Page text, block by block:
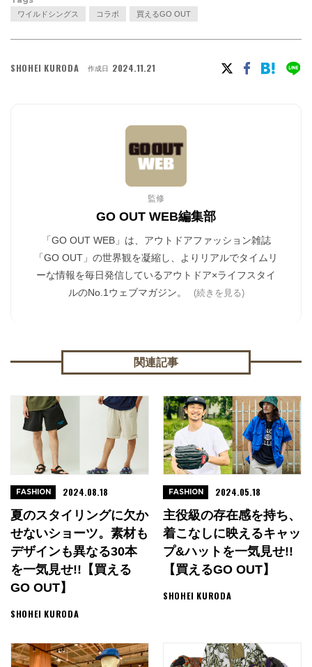
ワイルドシングス コラボ 買えるGO OUT
SHOHEI KURODA 作成日 2024.11.21
監修
GO OUT WEB編集部
「GO OUT WEB」は、アウトドアファッション雑誌
「GO OUT」の世界観を凝縮し、よりリアルでタイムリ
ーな情報を毎日発信しているアウトドア×ライフスタイ
ルのNo.1ウェブマガジン。
(続きを見る)
関連記事
夏のスタイリングに欠か
せないショーツ。素材も
デザインも異なる30本
を一気見せ!!【買える
GO OUT】
SHOHEI KURODA
FASHION 2024.08.18
主役級の存在感を持ち、
着こなしに映えるキャッ
プ&ハットを一気見せ!!
【買えるGO OUT】
SHOHEI KURODA
FASHION 2024.05.18